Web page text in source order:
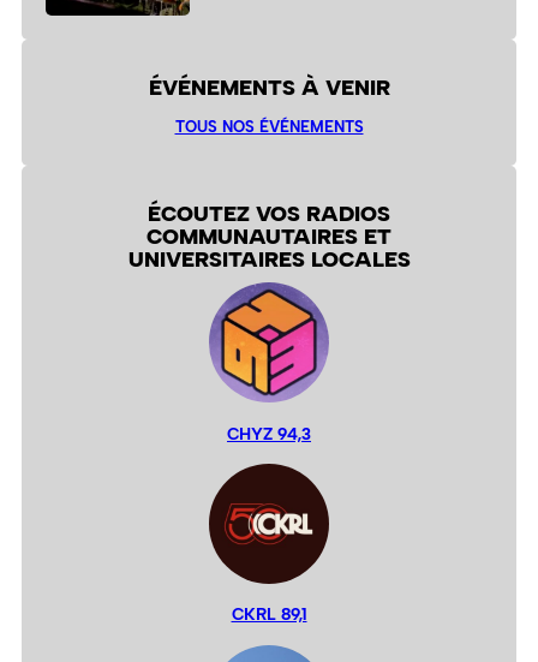
ÉVÉNEMENTS À VENIR
TOUS NOS ÉVÉNEMENTS
ÉCOUTEZ VOS RADIOS
COMMUNAUTAIRES ET
UNIVERSITAIRES LOCALES
CHYZ 94,3
CKRL 89,1